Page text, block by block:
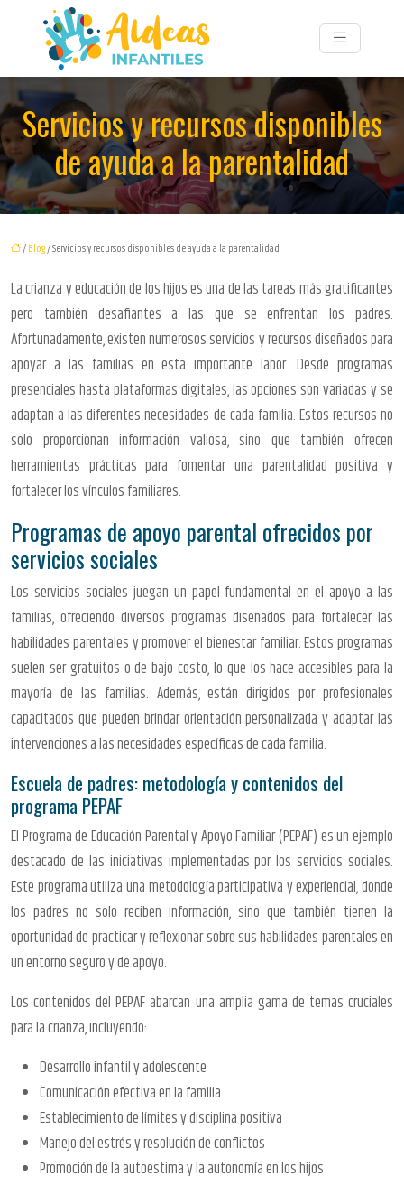
Servicios y recursos disponibles
de ayuda a la parentalidad
/Blog/ Servicios y recursos disponibles de ayuda a la parentalidad
La crianza y educación de los hijos es una de las tareas más gratificantes
pero también desafiantes a las que se enfrentan los padres.
Afortunadamente, existen numerosos servicios y recursos diseñados para
apoyar a las familias en esta importante labor. Desde programas
presenciales hasta plataformas digitales, las opciones son variadas y se
adaptan a las diferentes necesidades de cada familia. Estos recursos no
solo proporcionan información valiosa, sino que también ofrecen
herramientas prácticas para fomentar una parentalidad positiva y
fortalecer los vínculos familiares.
Programas de apoyo parental ofrecidos por
servicios sociales
Los servicios sociales juegan un papel fundamental en el apoyo a las
familias, ofreciendo diversos programas diseñados para fortalecer las
habilidades parentales y promover el bienestar familiar. Estos programas
suelen ser gratuitos o de bajo costo, lo que los hace accesibles para la
mayoría de las familias. Además, están dirigidos por profesionales
capacitados que pueden brindar orientación personalizada y adaptar las
intervenciones a las necesidades específicas de cada familia.
Escuela de padres: metodología y contenidos del
programa PEPAF
El Programa de Educación Parental y Apoyo Familiar (PEPAF) es un ejemplo
destacado de las iniciativas implementadas por los servicios sociales.
Este programa utiliza una metodología participativa y experiencial, donde
los padres no solo reciben información, sino que también tienen la
oportunidad de practicar y reflexionar sobre sus habilidades parentales en
un entorno seguro y de apoyo.
Los contenidos del PEPAF abarcan una amplia gama de temas cruciales
para la crianza, incluyendo:
Desarrollo infantil y adolescente
Comunicación efectiva en la familia
Establecimiento de límites y disciplina positiva
Manejo del estrés y resolución de conflictos
Promoción de la autoestima y la autonomía en los hijos